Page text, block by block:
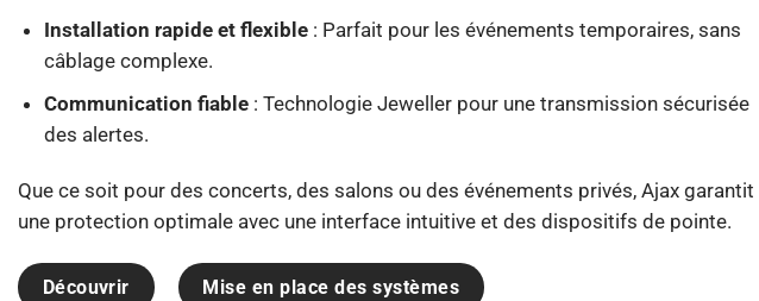
Installation rapide et flexible: Parfait pour les événements temporaires, sans
câblage complexe.
Communication fiable: Technologie Jeweller pour une transmission sécurisée
des alertes.
Que ce soit pour des concerts, des salons ou des événements privés, Ajax garantit
une protection optimale avec une interface intuitive et des dispositifs de pointe.
Découvrir Mise en place des systèmes